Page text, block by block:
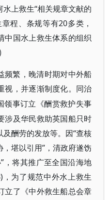
上救生“相关规章文献的
程、条规等有20多类，
中国水上救生体系的组织
频繁，晚清时期对中外船
视，并逐渐制度化。同治
领事订立《酬赏救护失事
涉及华民救助英国船只时
酬劳的发放等。因“查核
堪以引用”，清政府遂饬
，将其推广至全国沿海地
为了规范中外水上救生
立了《中外救生船总会章